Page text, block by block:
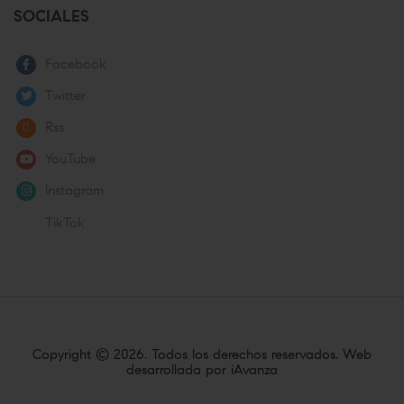
SOCIALES
Copyright © 2026. Todos los derechos reservados. Web
desarrollada por iAvanza